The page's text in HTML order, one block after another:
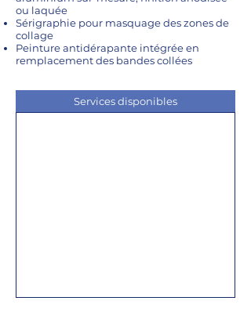
ou laquée
Sérigraphie pour masquage des zones de
collage
Peinture antidérapante intégrée en
remplacement des bandes collées
Services disponibles